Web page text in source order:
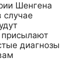
Шенгена
случае
диагнозы